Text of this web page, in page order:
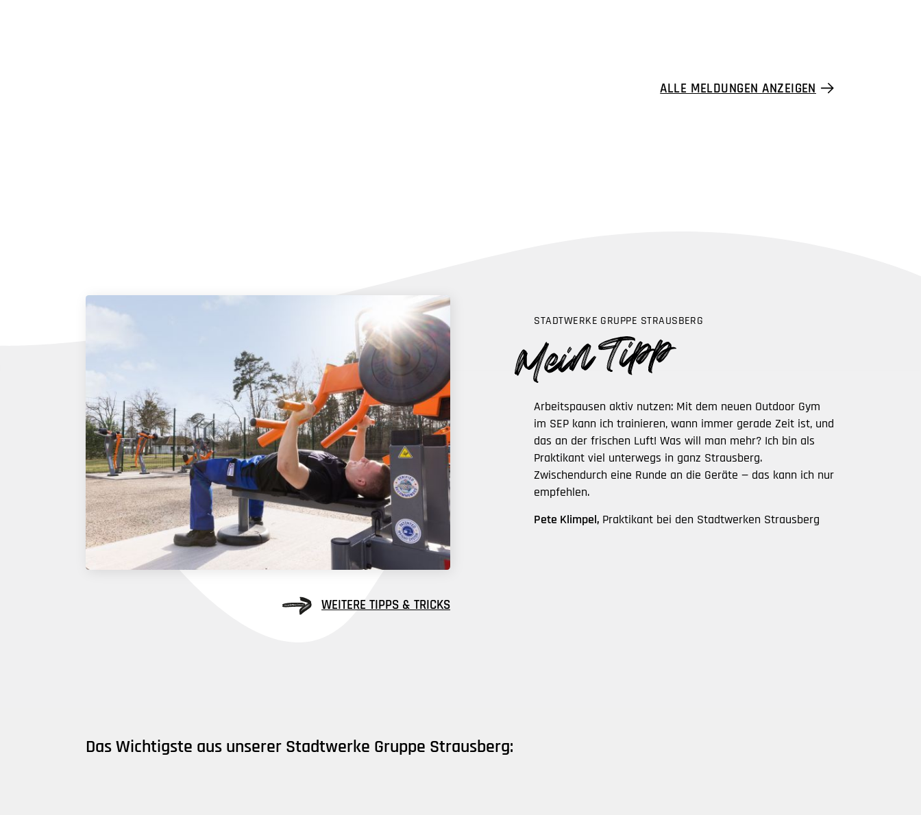
ALLE MELDUNGEN ANZEIGEN
WEITERE TIPPS & TRICKS
STADTWERKE GRUPPE STRAUSBERG
Arbeitspausen aktiv nutzen: Mit dem neuen Outdoor Gym
im SEP kann ich trainieren, wann immer gerade Zeit ist, und
das an der frischen Luft! Was will man mehr? Ich bin als
Praktikant viel unterwegs in ganz Strausberg.
Zwischendurch eine Runde an die Geräte — das kann ich nur
empfehlen.
Pete Klimpel, Praktikant bei den Stadtwerken Strausberg
Das Wichtigste aus unserer Stadtwerke Gruppe Strausberg: